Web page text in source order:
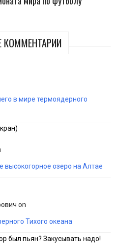
КОММЕНТАРИИ
в мире термоядерного
озеро на Алтае
on
Тихого океана
был пьян? Закусывать надо!